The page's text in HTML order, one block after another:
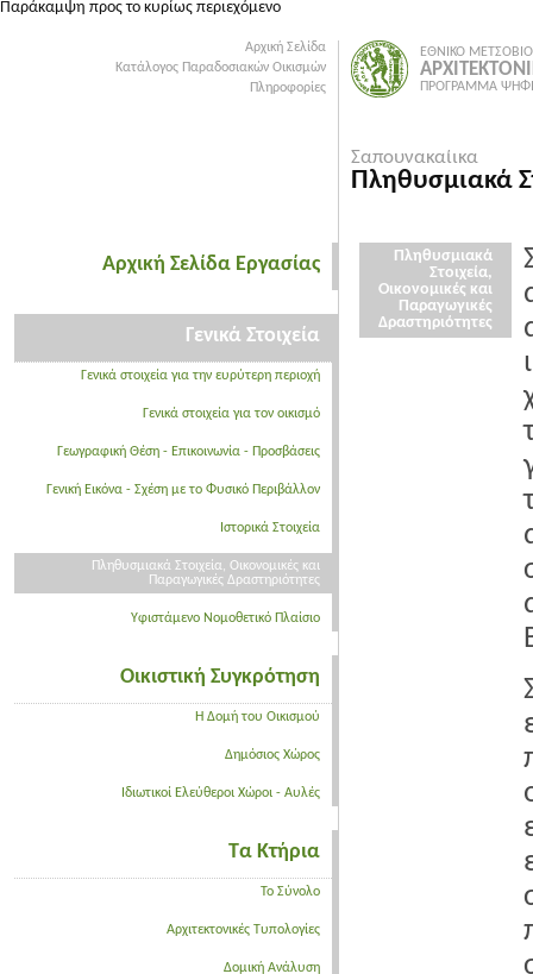
Παράκαμψη προς το κυρίως περιεχόμενο
Αρχική Σελίδα
Κατάλογος Παραδοσιακών Οικισμών
Πληροφορίες
Αρχική Σελίδα Εργασίας
Γενικά Στοιχεία
Γενικά στοιχεία για την ευρύτερη περιοχή
Γενικά στοιχεία για τον οικισμό
Γεωγραφική Θέση - Επικοινωνία - Προσβάσεις
Γενική Εικόνα - Σχέση με το Φυσικό Περιβάλλον
Ιστορικά Στοιχεία
Πληθυσμιακά Στοιχεία, Οικονομικές και
Παραγωγικές Δραστηριότητες
Υφιστάμενο Νομοθετικό Πλαίσιο
Οικιστική Συγκρότηση
Η Δομή του Οικισμού
Δημόσιος Χώρος
Ιδιωτικοί Ελεύθεροι Χώροι - Αυλές
Τα Κτήρια
Το Σύνολο
Αρχιτεκτονικές Τυπολογίες
Δομική Ανάλυση
ΕΘΝΙΚΟ
ΠΡΟΓΡΑΜΜΑ
Σαπουνακαίικα
Πληθυσμιακά
Πληθυσμιακά
Στοιχεία,
Οικονομικές και
Παραγωγικές
Δραστηριότητες